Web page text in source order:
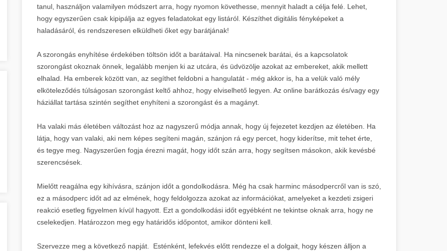
tanul, használjon valamilyen módszert arra, hogy nyomon követhesse, mennyit haladt a célja felé. Lehet,
hogy egyszerűen csak kipipálja az egyes feladatokat egy listáról. Készíthet digitális fényképeket a
haladásáról, és rendszeresen elküldheti őket egy barátjának!
A szorongás enyhítése érdekében töltsön időt a barátaival. Ha nincsenek barátai, és a kapcsolatok
szorongást okoznak önnek, legalább menjen ki az utcára, és üdvözölje azokat az embereket, akik mellett
elhalad. Ha emberek között van, az segíthet feldobni a hangulatát - még akkor is, ha a velük való mély
elköteleződés túlságosan szorongást keltő ahhoz, hogy elviselhető legyen. Az online barátkozás és/vagy egy
háziállat tartása szintén segíthet enyhíteni a szorongást és a magányt.
Ha valaki más életében változást hoz az nagyszerű módja annak, hogy új fejezetet kezdjen az életében. Ha
látja, hogy van valaki, aki nem képes segíteni magán, szánjon rá egy percet, hogy kiderítse, mit tehet érte,
és tegye meg. Nagyszerűen fogja érezni magát, hogy időt szán arra, hogy segítsen másokon, akik kevésbé
szerencsések.
Mielőtt reagálna egy kihívásra, szánjon időt a gondolkodásra. Még ha csak harminc másodpercről van is szó,
ez a másodperc időt ad az elmének, hogy feldolgozza azokat az információkat, amelyeket a kezdeti zsigeri
reakció esetleg figyelmen kívül hagyott. Ezt a gondolkodási időt egyébként ne tekintse oknak arra, hogy ne
cselekedjen. Határozzon meg egy határidős időpontot, amikor dönteni kell.
Szervezze meg a következő napját. Esténként, lefekvés előtt rendezze el a dolgait, hogy készen álljon a